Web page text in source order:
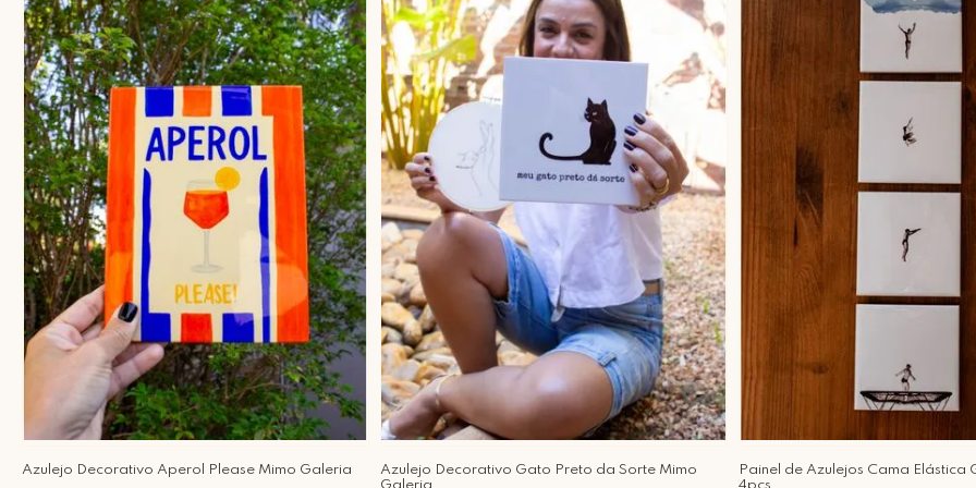
Azulejo Decorativo Aperol Please Mimo Galeria
Azulejo Decorativo Gato Preto da Sorte Mimo
Painel de Azulejos Cama Elástica